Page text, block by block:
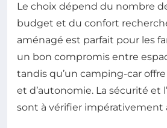
Le choix dépend du nombre
budget et du confort
aménagé est parfait pour les
un bon compromis entre
tandis qu’un camping-car
et d’autonomie. La sécurité et
sont à vérifier impérativement